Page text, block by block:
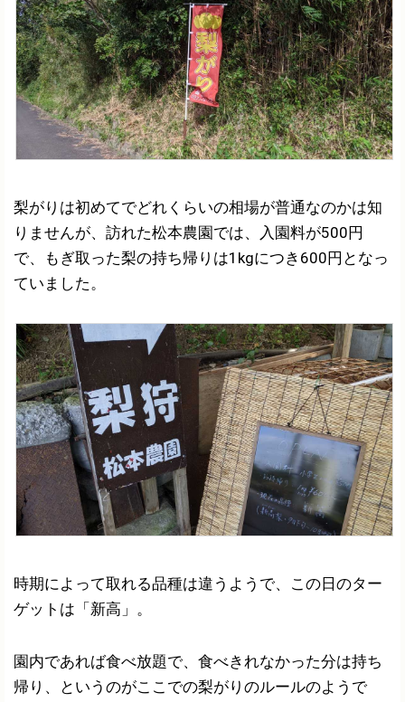
梨がりは初めてでどれくらいの相場が普通なのかは知
りませんが、訪れた松本農園では、入園料が500円
で、もぎ取った梨の持ち帰りは1kgにつき600円となっ
ていました。
時期によって取れる品種は違うようで、この日のター
ゲットは「新高」。
園内であれば食べ放題で、食べきれなかった分は持ち
帰り、というのがここでの梨がりのルールのようで